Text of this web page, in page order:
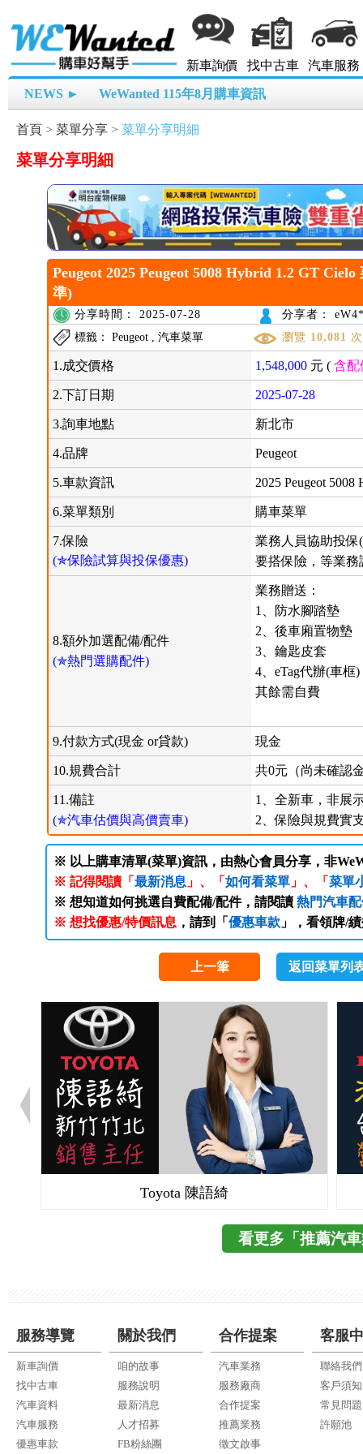
新車詢價 找中古車 汽車服務
NEWS ► WeWanted 115年8月購車資訊
首頁 > 菜單分享 > 菜單分享明細
菜單分享明細
Peugeot 2025 Peugeot 5008 Hybrid 1.2 GT Cielo
準)
分享時間： 2025-07-28
分享者：
標籤： Peugeot , 汽車菜單
瀏覽 10,081 次
1.成交價格 1,548,000 元 (含配
2.下訂日期 2025-07-28
3.詢車地點 新北市
4.品牌 Peugeot
5.車款資訊 2025 Peugeot
6.菜單類別 購車菜單
7.保險
(✯保險試算與投保優惠)
業務人員協助投保
要搭保險，等業務
8.額外加選配備/配件
(✯熱門選購配件)
業務贈送：
1、防水腳踏墊
2、後車廂置物墊
3、鑰匙皮套
4、eTag代辦(車框)
其餘需自費
9.付款方式(現金 or貸款) 現金
10.規費合計 共0元（尚未確認
11.備註
(✯汽車估價與高價賣車)
1、全新車，非展
2、保險與規費實
※ 以上購車清單(菜單)資訊，由熱心會員分享，非
※ 記得閱讀「 最新消息 」、「 如何看菜單」、「 菜單
※ 想知道如何挑選自費配備/配件，請閱讀 熱門汽車
※ 想找優惠/特價訊息 ，請到「 優惠車款」，看領牌/
上一筆 返回菜單列
Toyota 陳語綺
看更多「推薦汽
服務導覽
新車詢價
找中古車
汽車資料
汽車服務
優惠車款
關於我們
咱的故事
服務說明
最新消息
人才招募
FB粉絲團
合作提案
汽車業務
服務廠商
合作提案
推薦業務
徵文啟事
客服
聯絡我們
客戶須知
常見問題
許願池